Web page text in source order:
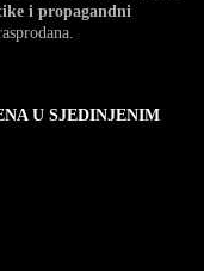
i propagandni
U SJEDINJENIM